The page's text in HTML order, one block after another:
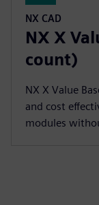
NX CAD
NX X
count)
NX X Value
and cost
modules